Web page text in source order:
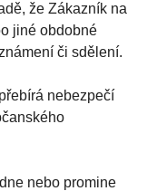
že Zákazník na
jiné obdobné
či sdělení.
nebezpečí
nebo promine